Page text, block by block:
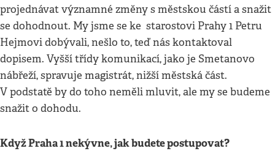
projednávat významné změny s městskou částí a snažit
se dohodnout. My jsme se ke starostovi Prahy 1 Petru
Hejmovi dobývali, nešlo to, teď nás kontaktoval
dopisem. Vyšší třídy komunikací, jako je Smetanovo
nábřeží, spravuje magistrát, nižší městská část.
V podstatě by do toho neměli mluvit, ale my se budeme
snažit o dohodu.
Když Praha 1 nekývne, jak budete postupovat?